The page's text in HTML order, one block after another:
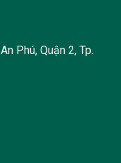
Phú, Quận 2, Tp.